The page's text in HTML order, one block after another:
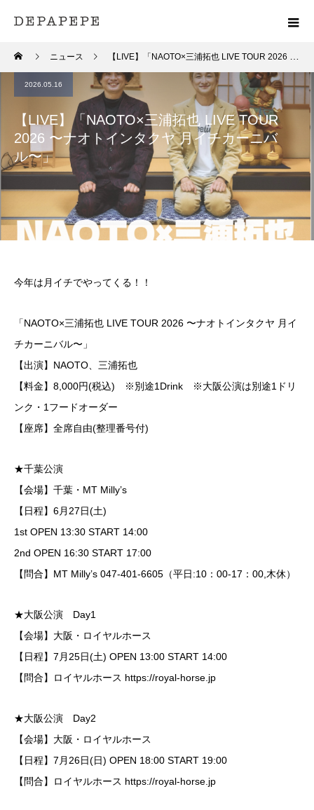
ニュース 【LIVE】「NAOTO×三浦拓也 LIVE TOUR 2026 〜ナオトインタクヤ 月イチカーニバル〜」
2026.05.16
【LIVE】「NAOTO×三浦拓也 LIVE TOUR
2026 〜ナオトインタクヤ 月イチカーニバ
ル〜」
今年は月イチでやってくる！！
「NAOTO×三浦拓也 LIVE TOUR 2026 〜ナオトインタクヤ 月イ
チカーニバル〜」
【出演】NAOTO、三浦拓也
【料金】8,000円(税込) ※別途1Drink ※大阪公演は別途1ドリ
ンク・1フードオーダー
【座席】全席自由(整理番号付)
★千葉公演
【会場】千葉・MT Milly’s
【日程】6月27日(土)
1st OPEN 13:30 START 14:00
2nd OPEN 16:30 START 17:00
【問合】MT Milly’s 047-401-6605（平日:10：00-17：00,木休）
★大阪公演 Day1
【会場】大阪・ロイヤルホース
【日程】7月25日(土) OPEN 13:00 START 14:00
【問合】ロイヤルホース https://royal-horse.jp
★大阪公演 Day2
【会場】大阪・ロイヤルホース
【日程】7月26日(日) OPEN 18:00 START 19:00
【問合】ロイヤルホース https://royal-horse.jp